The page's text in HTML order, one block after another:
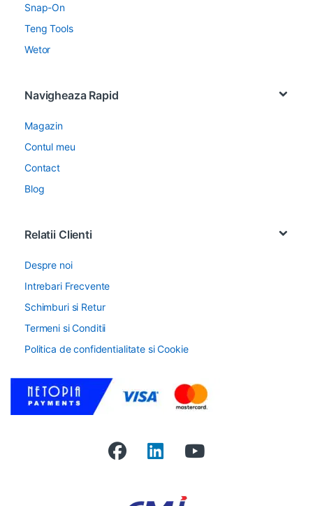
Snap-On
Teng Tools
Wetor
Navigheaza Rapid
Magazin
Contul meu
Contact
Blog
Relatii Clienti
Despre noi
Intrebari Frecvente
Schimburi si Retur
Termeni si Conditii
Politica de confidentialitate si Cookie